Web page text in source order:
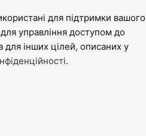
для підтримки вашого
управління доступом до
для інших цілей, описаних у
.